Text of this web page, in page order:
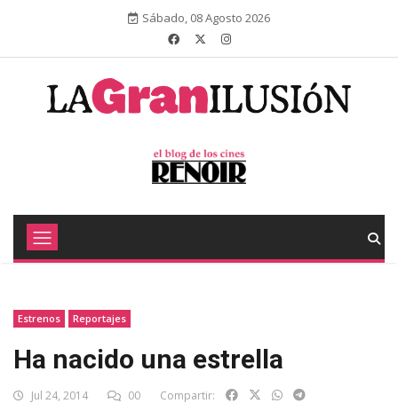
Sábado, 08 Agosto 2026
Estrenos Reportajes
Ha nacido una estrella
Jul 24, 2014 00 Compartir: